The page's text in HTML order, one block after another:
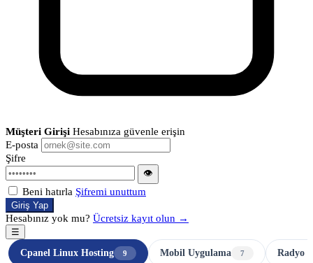
Müşteri Girişi Hesabınıza güvenle erişin
E-posta
Şifre
👁
Beni hatırla Şifremi unuttum
Giriş Yap
Hesabınız yok mu? Ücretsiz kayıt olun →
☰
Cpanel Linux Hosting
9 Mobil Uygulama 7 Radyo